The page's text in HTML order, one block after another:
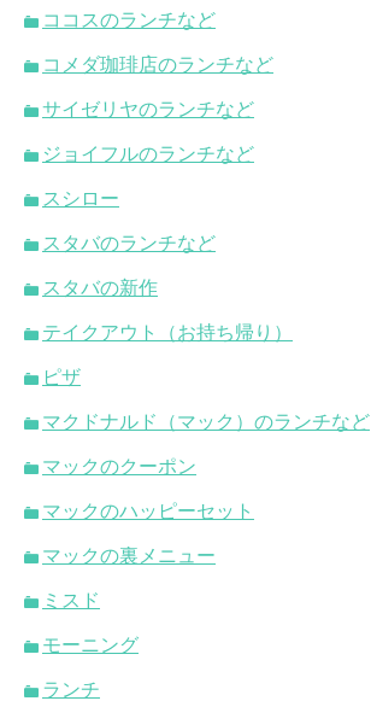
ココスのランチなど
コメダ珈琲店のランチなど
サイゼリヤのランチなど
ジョイフルのランチなど
スシロー
スタバのランチなど
スタバの新作
テイクアウト（お持ち帰り）
ピザ
マクドナルド（マック）のランチなど
マックのクーポン
マックのハッピーセット
マックの裏メニュー
ミスド
モーニング
ランチ